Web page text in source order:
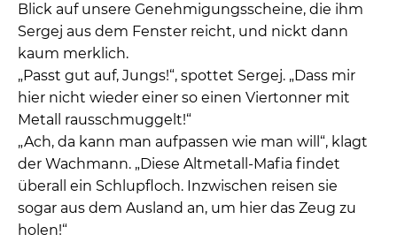
Blick auf unsere Genehmigungsscheine, die ihm
Sergej aus dem Fenster reicht, und nickt dann
kaum merklich.
„Passt gut auf, Jungs!“, spottet Sergej. „Dass mir
hier nicht wieder einer so einen Viertonner mit
Metall rausschmuggelt!“
„Ach, da kann man aufpassen wie man will“, klagt
der Wachmann. „Diese Altmetall-Mafia findet
überall ein Schlupfloch. Inzwischen reisen sie
sogar aus dem Ausland an, um hier das Zeug zu
holen!“